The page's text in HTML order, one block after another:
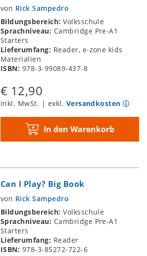
von Rick Sampedro
Bildungsbereich:Volksschule
Sprachniveau: Cambridge Pre-A1
Starters
Lieferumfang: Reader, e-zone kids
Materialien
ISBN: 978-3-99089-437-8
€ 12,90
inkl. MwSt. | exkl. Versandkosten
In den Warenkorb
Can I Play? Big Book
von Rick Sampedro
Bildungsbereich:Volksschule
Sprachniveau: Cambridge Pre-A1
Starters
Lieferumfang: Reader
ISBN: 978-3-85272-722-6